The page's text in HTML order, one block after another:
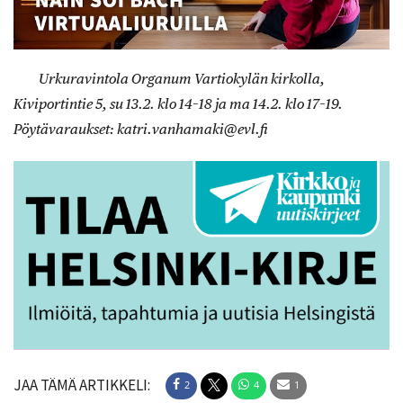
Urkuravintola Organum Vartiokylän kirkolla,
Kiviportintie 5, su 13.2. klo 14–18 ja ma 14.2. klo 17–19.
Pöytävaraukset: katri.vanhamaki@evl.fi
JAA TÄMÄ ARTIKKELI: 2 4 1